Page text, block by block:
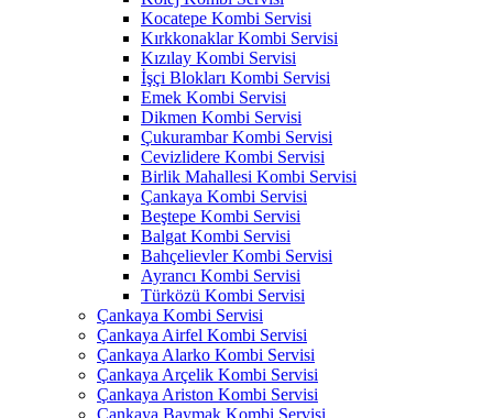
Kocatepe Kombi Servisi
Kırkkonaklar Kombi Servisi
Kızılay Kombi Servisi
İşçi Blokları Kombi Servisi
Emek Kombi Servisi
Dikmen Kombi Servisi
Çukurambar Kombi Servisi
Cevizlidere Kombi Servisi
Birlik Mahallesi Kombi Servisi
Çankaya Kombi Servisi
Beştepe Kombi Servisi
Balgat Kombi Servisi
Bahçelievler Kombi Servisi
Ayrancı Kombi Servisi
Türközü Kombi Servisi
Çankaya Kombi Servisi
Çankaya Airfel Kombi Servisi
Çankaya Alarko Kombi Servisi
Çankaya Arçelik Kombi Servisi
Çankaya Ariston Kombi Servisi